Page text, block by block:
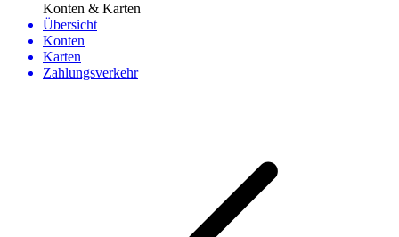
Konten & Karten
Übersicht
Konten
Karten
Zahlungsverkehr